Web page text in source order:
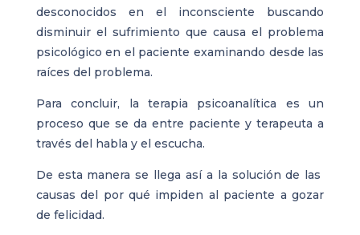
desconocidos en el inconsciente buscando
disminuir el sufrimiento que causa el problema
psicológico en el paciente examinando desde las
raíces del problema.
Para concluir, la terapia psicoanalítica es un
proceso que se da entre paciente y terapeuta a
través del habla y el escucha.
De esta manera se llega así a la solución de las
causas del por qué impiden al paciente a gozar
de felicidad.